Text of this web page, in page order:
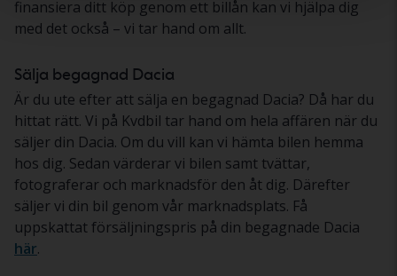
finansiera ditt köp genom ett billån kan vi hjälpa dig
med det också – vi tar hand om allt.
Sälja begagnad Dacia
Är du ute efter att sälja en begagnad Dacia? Då har du
hittat rätt. Vi på Kvdbil tar hand om hela affären när du
säljer din Dacia. Om du vill kan vi hämta bilen hemma
hos dig. Sedan värderar vi bilen samt tvättar,
fotograferar och marknadsför den åt dig. Därefter
säljer vi din bil genom vår marknadsplats. Få
uppskattat försäljningspris på din begagnade Dacia
här.